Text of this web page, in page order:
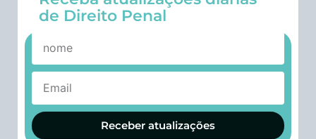
de Direito Penal
Receber atualizações